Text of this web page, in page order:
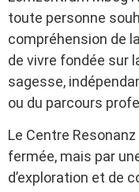
toute personne
compréhension de
de vivre fondée sur
sagesse,
ou du parcours
Le Centre
fermée, mais par
d’exploration et de